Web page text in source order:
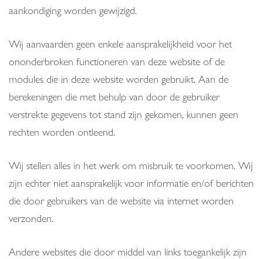
aankondiging worden gewijzigd.
Wij aanvaarden geen enkele aansprakelijkheid voor het
ononderbroken functioneren van deze website of de
modules die in deze website worden gebruikt. Aan de
berekeningen die met behulp van door de gebruiker
verstrekte gegevens tot stand zijn gekomen, kunnen geen
rechten worden ontleend.
Wij stellen alles in het werk om misbruik te voorkomen. Wij
zijn echter niet aansprakelijk voor informatie en/of berichten
die door gebruikers van de website via internet worden
verzonden.
Andere websites die door middel van links toegankelijk zijn